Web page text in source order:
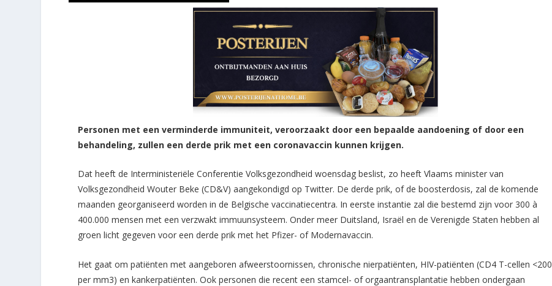
Personen met een verminderde immuniteit, veroorzaakt door een bepaalde aandoening of door een
behandeling, zullen een derde prik met een coronavaccin kunnen krijgen.
Dat heeft de Interministeriële Conferentie Volksgezondheid woensdag beslist, zo heeft Vlaams minister van
Volksgezondheid Wouter Beke (CD&V) aangekondigd op Twitter. De derde prik, of de boosterdosis, zal de komende
maanden georganiseerd worden in de Belgische vaccinatiecentra. In eerste instantie zal die bestemd zijn voor 300 à
400.000 mensen met een verzwakt immuunsysteem. Onder meer Duitsland, Israël en de Verenigde Staten hebben al
groen licht gegeven voor een derde prik met het Pfizer- of Modernavaccin.
Het gaat om patiënten met aangeboren afweerstoornissen, chronische nierpatiënten, HIV-patiënten (CD4 T-cellen <200
per mm3) en kankerpatiënten. Ook personen die recent een stamcel- of orgaantransplantatie hebben ondergaan